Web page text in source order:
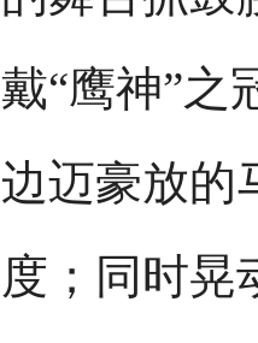
戴“鹰神”之
边迈豪放的
度；同时晃